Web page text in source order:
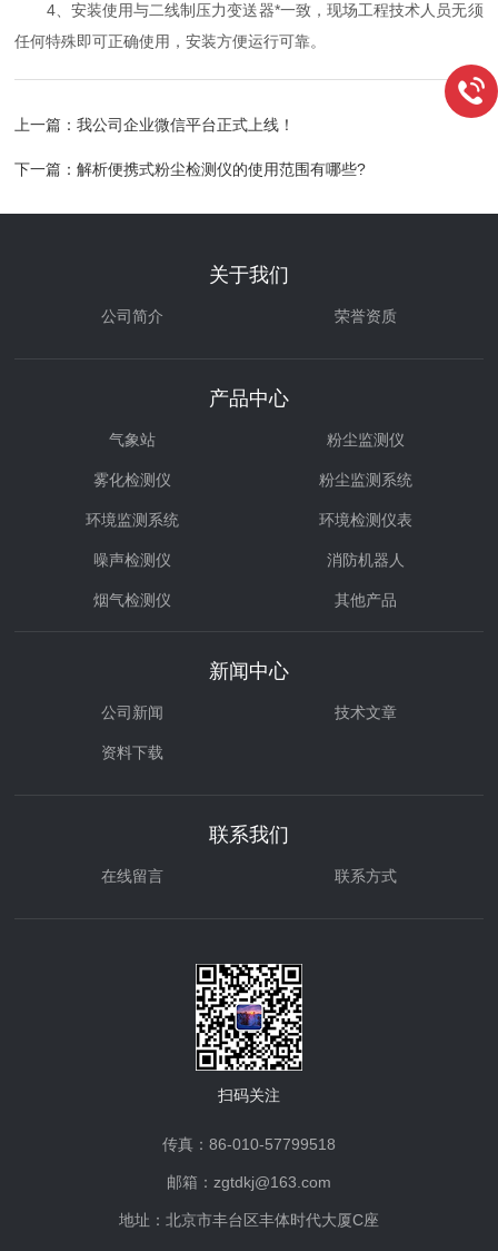
4、安装使用与二线制压力变送器*一致，现场工程技术人员无须
任何特殊即可正确使用，安装方便运行可靠。
上一篇：我公司企业微信平台正式上线！
下一篇：解析便携式粉尘检测仪的使用范围有哪些?
关于我们
公司简介 荣誉资质
产品中心
气象站 粉尘监测仪
雾化检测仪 粉尘监测系统
环境监测系统 环境检测仪表
噪声检测仪 消防机器人
烟气检测仪 其他产品
新闻中心
公司新闻 技术文章
资料下载
联系我们
在线留言 联系方式
扫码关注
传真：86-010-57799518
邮箱：zgtdkj@163.com
地址：北京市丰台区丰体时代大厦C座